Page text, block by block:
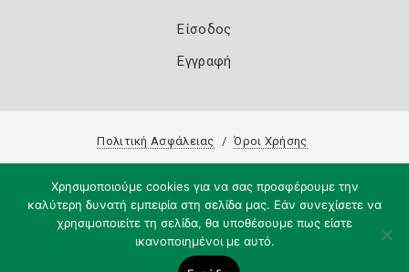
Είσοδος
Εγγραφή
Πολιτική Ασφάλειας Όροι Χρήσης
Χρησιμοποιούμε cookies για να σας προσφέρουμε την
καλύτερη δυνατή εμπειρία στη σελίδα μας. Εάν συνεχίσετε να
χρησιμοποιείτε τη σελίδα, θα υποθέσουμε πως είστε
ικανοποιημένοι με αυτό.